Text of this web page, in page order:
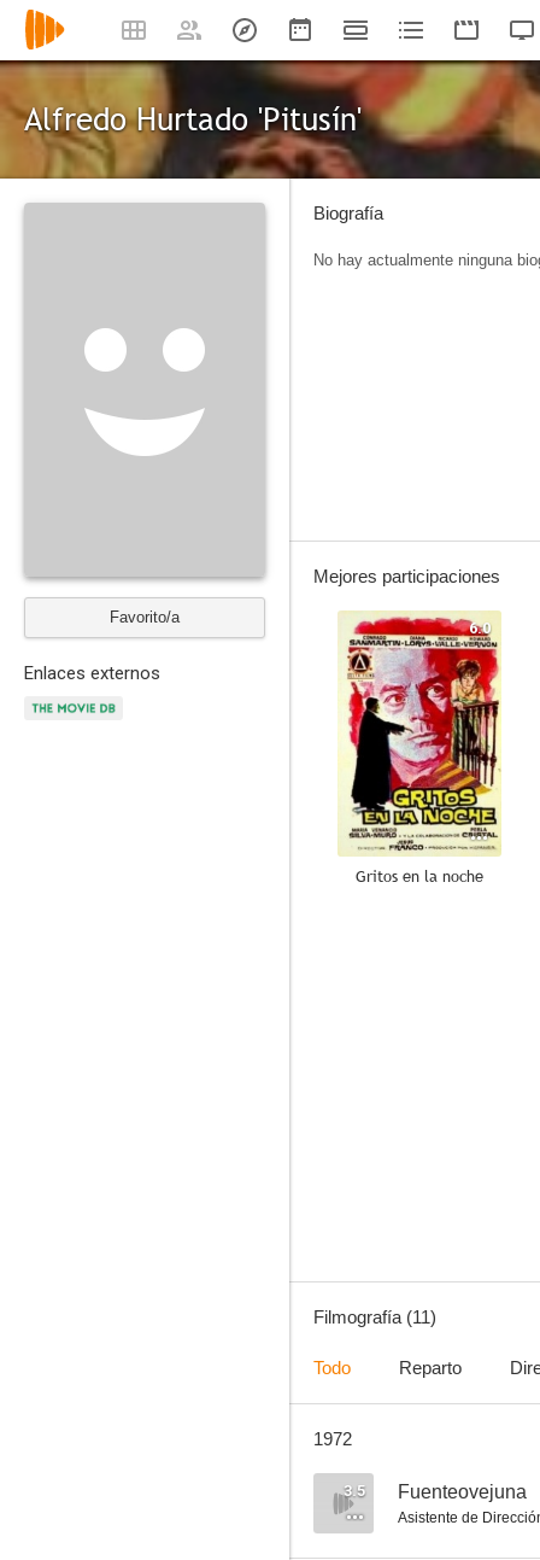
Alfredo Hurtado 'Pitusín'
Favorito/a
Enlaces externos
Biografía
No hay actualmente ninguna
Mejores participaciones
6.0
Gritos en la noche
Filmografía (11)
Todo Reparto
1972
3.5 Fuenteovejuna
Asistente de